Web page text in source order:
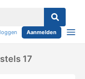
Aanmelden
17